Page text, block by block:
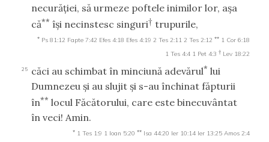
necurăţiei, să urmeze poftele inimilor lor, aşa
că** îşi necinstesc singuri† trupurile,
* Ps 81:12 Fapte 7:42 Efes 4:18 Efes 4:19 2 Tes 2:11 2 Tes 2:12 ** 1 Cor 6:18
1 Tes 4:4 1 Pet 4:3 † Lev 18:22
25 căci au schimbat în minciună adevărul* lui
Dumnezeu şi au slujit şi s-au închinat făpturii
în** locul Făcătorului, care este binecuvântat
în veci! Amin.
* 1 Tes 1:9 1 Ioan 5:20 ** Isa 44:20 Ier 10:14 Ier 13:25 Amos 2:4